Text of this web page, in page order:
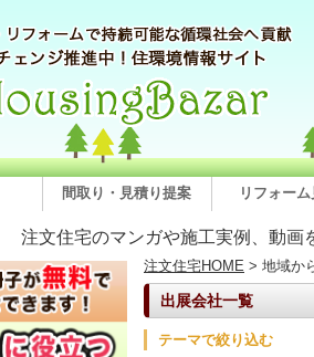
間取り・見積り提案 リフォーム
注文住宅のマンガや施工実例、動画
注文住宅HOME > 地域か
出展会社一覧
テーマで絞り込む